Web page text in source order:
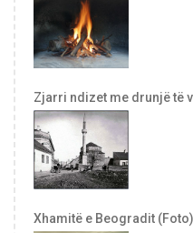
Zjarri ndizet me drunjë të
Xhamitë e Beogradit (Foto)